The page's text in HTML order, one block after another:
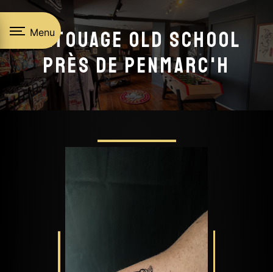
Menu
Tatouage old school
près de Penmarc'h
Panneau de gestion des cookies